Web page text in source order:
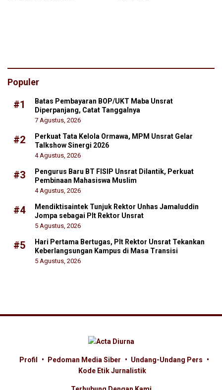
Populer
#1
Batas Pembayaran BOP/UKT Maba Unsrat
Diperpanjang, Catat Tanggalnya
7 Agustus, 2026
#2
Perkuat Tata Kelola Ormawa, MPM Unsrat Gelar
Talkshow Sinergi 2026
4 Agustus, 2026
#3
Pengurus Baru BT FISIP Unsrat Dilantik, Perkuat
Pembinaan Mahasiswa Muslim
4 Agustus, 2026
#4
Mendiktisaintek Tunjuk Rektor Unhas Jamaluddin
Jompa sebagai Plt Rektor Unsrat
5 Agustus, 2026
#5
Hari Pertama Bertugas, Plt Rektor Unsrat Tekankan
Keberlangsungan Kampus di Masa Transisi
5 Agustus, 2026
Profil Pedoman Media Siber
Undang-Undang Pers
Kode Etik Jurnalistik